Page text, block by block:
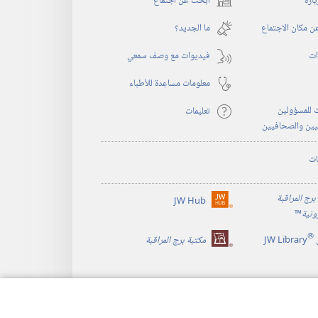
(يفتح
نافذة
جديدة)
مكان الاجتماع
ما الجديد؟‏
فيديوات مع وصف سمعي
معلومات مساعِدة للأطباء
للمسؤولين
والصحافيين
تعليمات
المراقبة
™
JW Hub (يفتح
جديدة)
®
JW Library مكتبة برج المراقبة